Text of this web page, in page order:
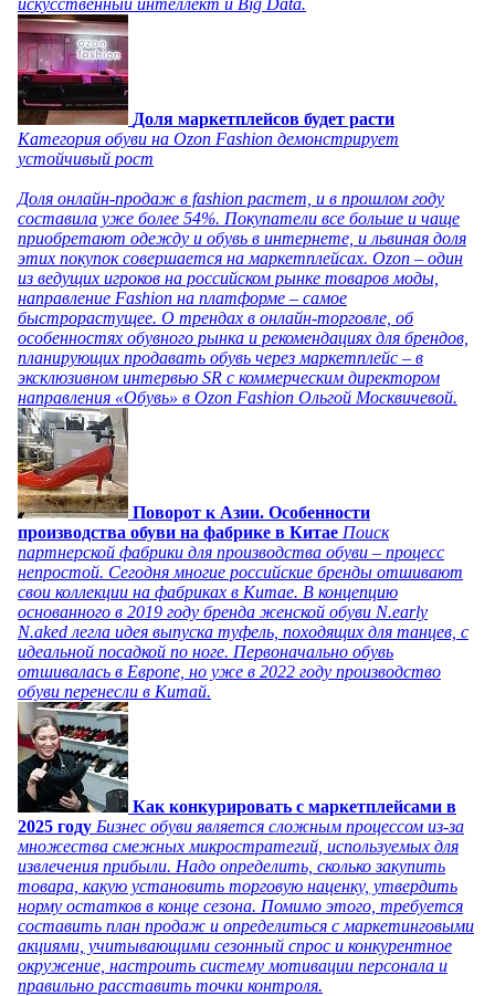
искусственный интеллект и Big Data.
Доля маркетплейсов будет расти
Категория обуви на Ozon Fashion демонстрирует
устойчивый рост
Доля онлайн-продаж в fashion растет, и в прошлом году
составила уже более 54%. Покупатели все больше и чаще
приобретают одежду и обувь в интернете, и львиная доля
этих покупок совершается на маркетплейсах. Ozon – один
из ведущих игроков на российском рынке товаров моды,
направление Fashion на платформе – самое
быстрорастущее. О трендах в онлайн-торговле, об
особенностях обувного рынка и рекомендациях для брендов,
планирующих продавать обувь через маркетплейс – в
эксклюзивном интервью SR с коммерческим директором
направления «Обувь» в Ozon Fashion Ольгой Москвичевой.
Поворот к Азии. Особенности
производства обуви на фабрике в Китае Поиск
партнерской фабрики для производства обуви – процесс
непростой. Сегодня многие российские бренды отшивают
свои коллекции на фабриках в Китае. В концепцию
основанного в 2019 году бренда женской обуви N.early
N.aked легла идея выпуска туфель, походящих для танцев, с
идеальной посадкой по ноге. Первоначально обувь
отшивалась в Европе, но уже в 2022 году производство
обуви перенесли в Китай.
Как конкурировать с маркетплейсами в
2025 году Бизнес обуви является сложным процессом из-за
множества смежных микростратегий, используемых для
извлечения прибыли. Надо определить, сколько закупить
товара, какую установить торговую наценку, утвердить
норму остатков в конце сезона. Помимо этого, требуется
составить план продаж и определиться с маркетинговыми
акциями, учитывающими сезонный спрос и конкурентное
окружение, настроить систему мотивации персонала и
правильно расставить точки контроля.